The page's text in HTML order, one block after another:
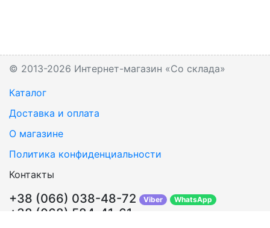
© 2013-2026 Интернет-магазин «Со склада»
Каталог
Доставка и оплата
О магазине
Политика конфиденциальности
Контакты
+38 (066) 038-48-72 Viber WhatsApp
+38 (068) 584-41-61